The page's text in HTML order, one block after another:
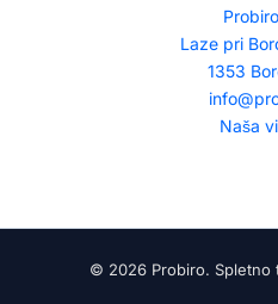
Laze pri
1353
Naša
© 2026 Probiro. Spletno